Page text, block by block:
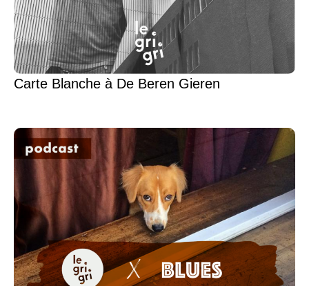
Carte Blanche à De Beren Gieren